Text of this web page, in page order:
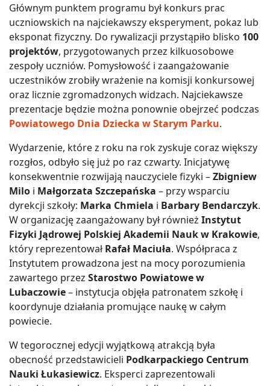
Głównym punktem programu był konkurs prac
uczniowskich na najciekawszy eksperyment, pokaz lub
eksponat fizyczny. Do rywalizacji przystąpiło blisko 100
projektów, przygotowanych przez kilkuosobowe
zespoły uczniów. Pomysłowość i zaangażowanie
uczestników zrobiły wrażenie na komisji konkursowej
oraz licznie zgromadzonych widzach. Najciekawsze
prezentacje będzie można ponownie obejrzeć podczas
Powiatowego Dnia Dziecka w Starym Parku.
Wydarzenie, które z roku na rok zyskuje coraz większy
rozgłos, odbyło się już po raz czwarty. Inicjatywę
konsekwentnie rozwijają nauczyciele fizyki –Zbigniew
Milo i Małgorzata Szczepańska – przy wsparciu
dyrekcji szkoły: Marka Chmiela i Barbary Bendarczyk.
W organizację zaangażowany był również Instytut
Fizyki Jądrowej Polskiej Akademii Nauk w Krakowie,
który reprezentował Rafał Maciuła. Współpraca z
Instytutem prowadzona jest na mocy porozumienia
zawartego przez Starostwo Powiatowe w
Lubaczowie– instytucja objęła patronatem szkołę i
koordynuje działania promujące naukę w całym
powiecie.
W tegorocznej edycji wyjątkową atrakcją była
obecność przedstawicieli Podkarpackiego Centrum
Nauki Łukasiewicz. Eksperci zaprezentowali